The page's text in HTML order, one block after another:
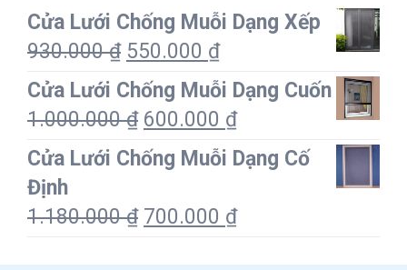
Cửa Lưới Chống Muỗi Dạng Xếp
930.000₫ 550.000 ₫
Cửa Lưới Chống Muỗi Dạng Cuốn
1.000.000₫ 600.000 ₫
Cửa Lưới Chống Muỗi Dạng Cố
Định
1.180.000₫ 700.000 ₫